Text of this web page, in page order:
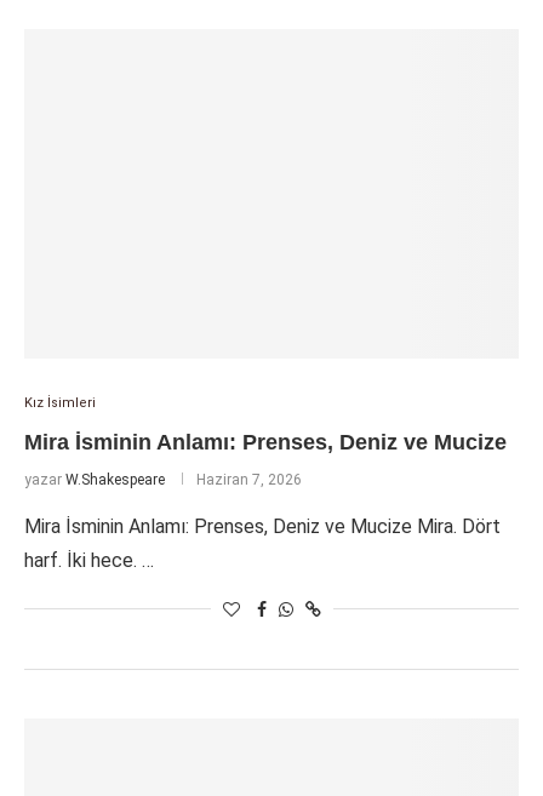
Kız İsimleri
Mira İsminin Anlamı: Prenses, Deniz ve Mucize
yazar W.Shakespeare Haziran 7, 2026
Mira İsminin Anlamı: Prenses, Deniz ve Mucize Mira. Dört
harf. İki hece. …